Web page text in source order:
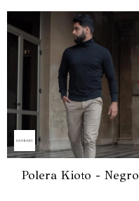
Polera Kioto - Negro